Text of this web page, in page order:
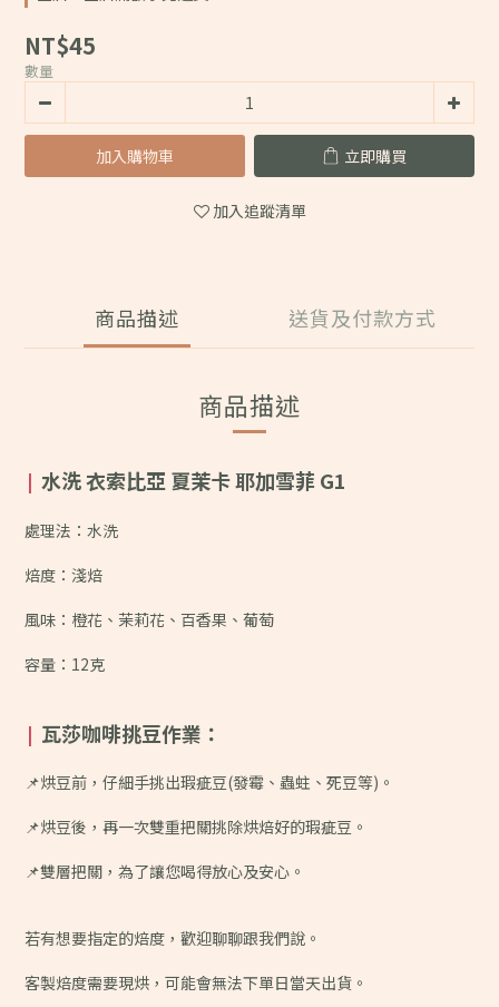
NT$45
數量
加入購物車 立即購買
加入追蹤清單
商品描述 送貨及付款方式
商品描述
| 水洗 衣索比亞 夏茉卡 耶加雪菲 G1
處理法：水洗
焙度：淺焙
風味：橙花、茉莉花、百香果、葡萄
容量：12克
| 瓦莎咖啡挑豆作業：
📌烘豆前，仔細手挑出瑕疵豆(發霉、蟲蛀、死豆等)。
📌烘豆後，再一次雙重把關挑除烘焙好的瑕疵豆。
📌雙層把關，為了讓您喝得放心及安心。
若有想要指定的焙度，歡迎聊聊跟我們說。
客製焙度需要現烘，可能會無法下單日當天出貨。